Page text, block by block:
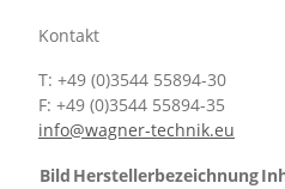
Kontakt
T: +49 (0)3544 55894-30
F: +49 (0)3544 55894-35
info@wagner-technik.eu
Bild Herstellerbezeichnung